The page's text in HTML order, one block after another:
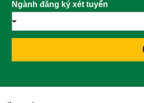
Ngành đăng ký xét tuyển